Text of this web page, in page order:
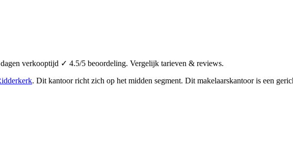
verkooptijd ✓ 4.5/5 beoordeling. Vergelijk tarieven & reviews.
. Dit kantoor richt zich op het midden segment. Dit makelaarskantoor is een